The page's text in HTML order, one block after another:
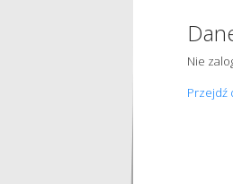
Nie
Przejdź